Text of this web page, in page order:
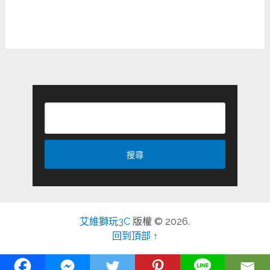
艾維獅玩3C 版權 © 2026.
回到頂部 ↑